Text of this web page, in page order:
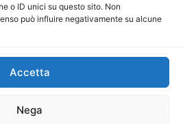
o ID unici su questo sito. Non
può influire negativamente su alcune
Accetta
Nega
Maria Calabrese
06334930820
Società Cooperativa a r.l. è
Operatori di Comunicazione al